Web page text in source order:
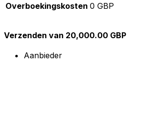
Overboekingskosten 0 GBP
Verzenden van 20,000.00 GBP
Aanbieder